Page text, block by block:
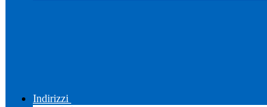
Indirizzi